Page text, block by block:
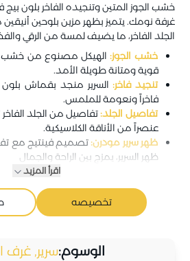
خشب الجوز المتين وتنجيده الفاخر بلون
غرفة نومك. يتميز بظهر مزين بلوحين
الجلد الفاخر، ما يضيف لمسة من الرقي
خشب الجوز: الهيكل مصنوع من خشب
قوية ومتانة طويلة الأمد.
تنجيد فاخر: السرير منجد بقماش
فاخراً ونعومة للملمس.
تفاصيل الجلد: تفاصيل من الجلد
عنصراً من الأناقة الكلاسيكية.
ظهر سرير مودرن: تصميم فينتيج مع
ظهر السرير، يمزج بين الراحة والجمال
اقرأ المزيد
تخصيصه
الوسوم:سرير, غرف